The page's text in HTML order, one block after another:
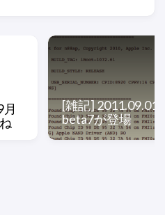
[雑記] 2011.09.01
beta7が登場